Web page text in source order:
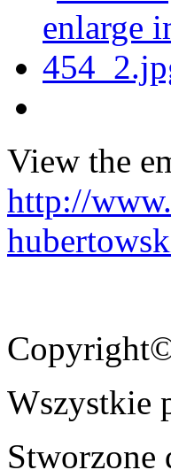
View the
http://
Wszystkie
Stworzone